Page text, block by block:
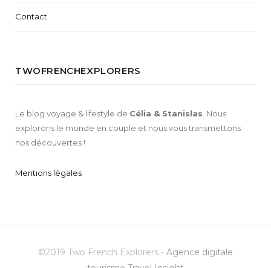
Contact
TWOFRENCHEXPLORERS
Le blog voyage & lifestyle de Célia & Stanislas. Nous
explorons le monde en couple et nous vous transmettons
nos découvertes !
Mentions légales
©2019 Two French Explorers - Agence digitale